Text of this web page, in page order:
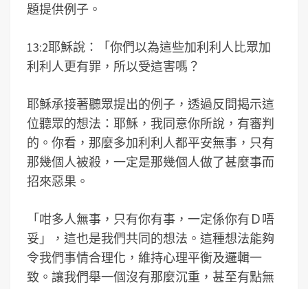
題提供例子。
13:2耶穌說：「你們以為這些加利利人比眾加
利利人更有罪，所以受這害嗎？
耶穌承接著聽眾提出的例子，透過反問揭示這
位聽眾的想法：耶穌，我同意你所說，有審判
的。你看，那麼多加利利人都平安無事，只有
那幾個人被殺，一定是那幾個人做了甚麼事而
招來惡果。
「咁多人無事，只有你有事，一定係你有Ｄ唔
妥」，這也是我們共同的想法。這種想法能夠
令我們事情合理化，維持心理平衡及邏輯一
致。讓我們舉一個沒有那麼沉重，甚至有點無